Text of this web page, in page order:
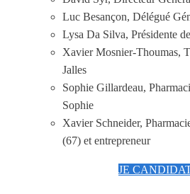
Luc Besançon, Délégué
Lysa Da Silva, Présidente
Xavier Mosnier-Thoumas,
Jalles
Sophie Gillardeau,
Sophie
Xavier Schneider,
(67) et entrepreneur
JE